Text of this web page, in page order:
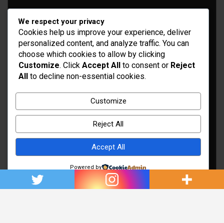
Idées d’aménagement et déco
Conseil bricolage et jardinage
Choix d'outillage et de matériaux
We respect your privacy
Cookies help us improve your experience, deliver
personalized content, and analyze traffic. You can
choose which cookies to allow by clicking
Customize. Click Accept All to consent or Reject
All to decline non-essential cookies.
Customize
Reject All
Accept All
Powered by